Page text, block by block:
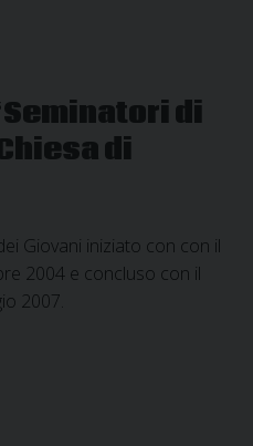
di
di
Giovani iniziato con con il
2004 e concluso con il
2007.